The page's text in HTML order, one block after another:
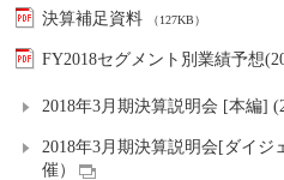
決算補足資料 （127KB）
FY2018セグメント別業績予想
2018年3月期決算説明会 [本編]
2018年3月期決算説明会[ダイジ
催）